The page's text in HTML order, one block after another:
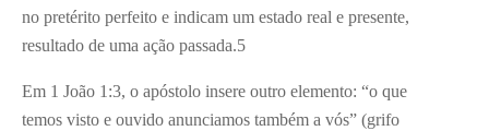
no pretérito perfeito e indicam um estado real e presente,
resultado de uma ação passada.5
Em 1 João 1:3, o apóstolo insere outro elemento: “o que
temos visto e ouvido anunciamos também a vós” (grifo